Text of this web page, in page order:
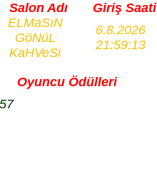
Salon Adı Giriş Saati
ELMaSıN
GöNüL
KaHVeSi
6.8.2026
21:59:13
Oyuncu Ödülleri